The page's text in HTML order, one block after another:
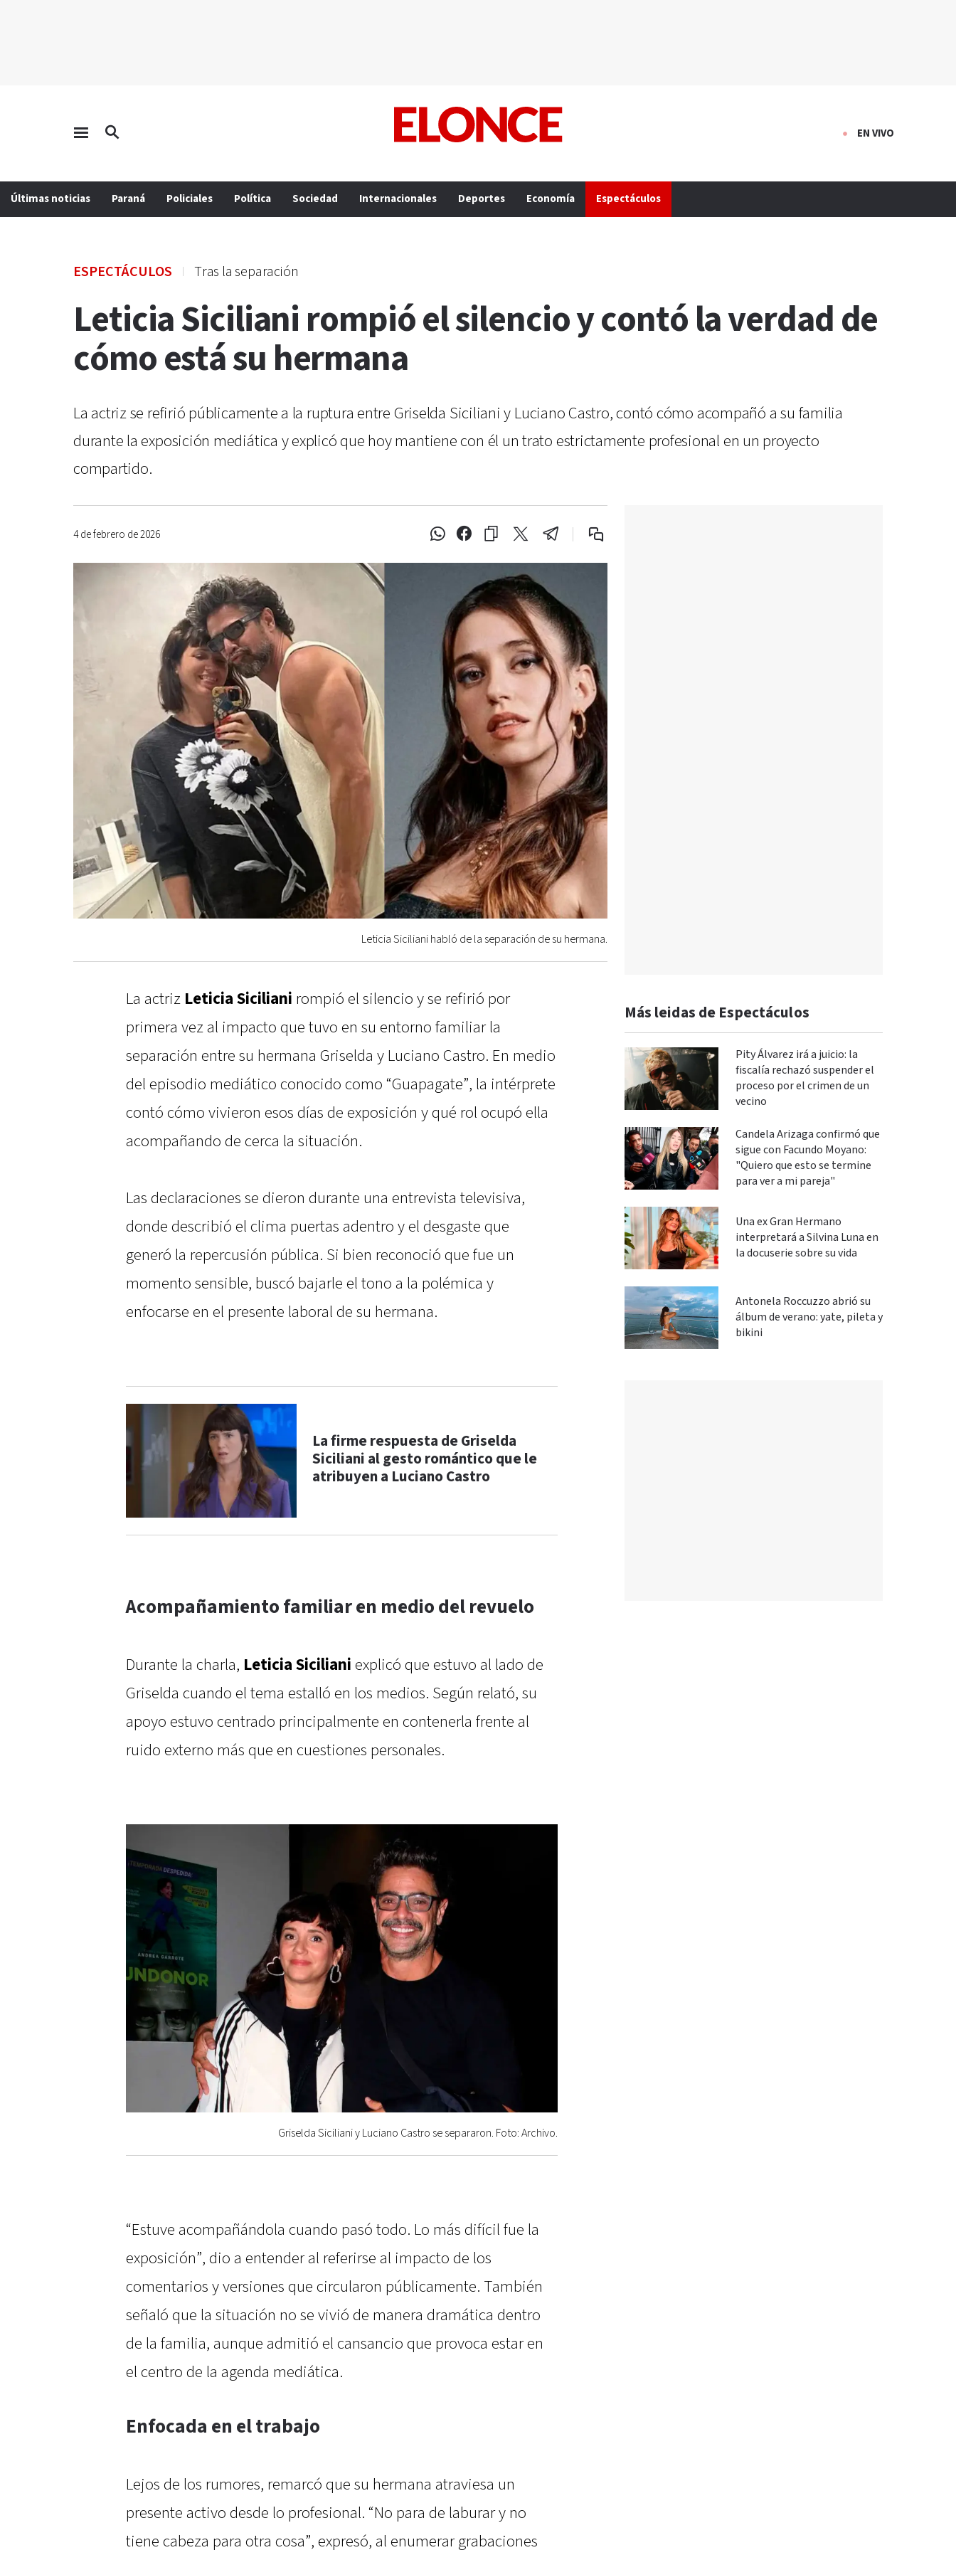
EN VIVO
Últimas noticias Paraná Policiales Política Sociedad Internacionales Deportes Economía Espectáculos
ESPECTÁCULOS Tras la separación
Leticia Siciliani rompió el silencio y contó la verdad de
cómo está su hermana
La actriz se refirió públicamente a la ruptura entre Griselda Siciliani y Luciano Castro, contó cómo acompañó a su familia
durante la exposición mediática y explicó que hoy mantiene con él un trato estrictamente profesional en un proyecto
compartido.
4 de febrero de 2026
Leticia Siciliani habló de la separación de su hermana.
La actriz Leticia Siciliani rompió el silencio y se refirió por
primera vez al impacto que tuvo en su entorno familiar la
separación entre su hermana Griselda y Luciano Castro. En medio
del episodio mediático conocido como “Guapagate”, la intérprete
contó cómo vivieron esos días de exposición y qué rol ocupó ella
acompañando de cerca la situación.
Las declaraciones se dieron durante una entrevista televisiva,
donde describió el clima puertas adentro y el desgaste que
generó la repercusión pública. Si bien reconoció que fue un
momento sensible, buscó bajarle el tono a la polémica y
enfocarse en el presente laboral de su hermana.
La firme respuesta de Griselda
Siciliani al gesto romántico que le
atribuyen a Luciano Castro
Acompañamiento familiar en medio del revuelo
Durante la charla, Leticia Siciliani explicó que estuvo al lado de
Griselda cuando el tema estalló en los medios. Según relató, su
apoyo estuvo centrado principalmente en contenerla frente al
ruido externo más que en cuestiones personales.
Griselda Siciliani y Luciano Castro se separaron. Foto: Archivo.
“Estuve acompañándola cuando pasó todo. Lo más difícil fue la
exposición”, dio a entender al referirse al impacto de los
comentarios y versiones que circularon públicamente. También
señaló que la situación no se vivió de manera dramática dentro
de la familia, aunque admitió el cansancio que provoca estar en
el centro de la agenda mediática.
Enfocada en el trabajo
Lejos de los rumores, remarcó que su hermana atraviesa un
presente activo desde lo profesional. “No para de laburar y no
tiene cabeza para otra cosa”, expresó, al enumerar grabaciones
Más leidas de Espectáculos
Pity Álvarez irá a juicio: la
fiscalía rechazó suspender el
proceso por el crimen de un
vecino
Candela Arizaga confirmó que
sigue con Facundo Moyano:
"Quiero que esto se termine
para ver a mi pareja"
Una ex Gran Hermano
interpretará a Silvina Luna en
la docuserie sobre su vida
Antonela Roccuzzo abrió su
álbum de verano: yate, pileta y
bikini